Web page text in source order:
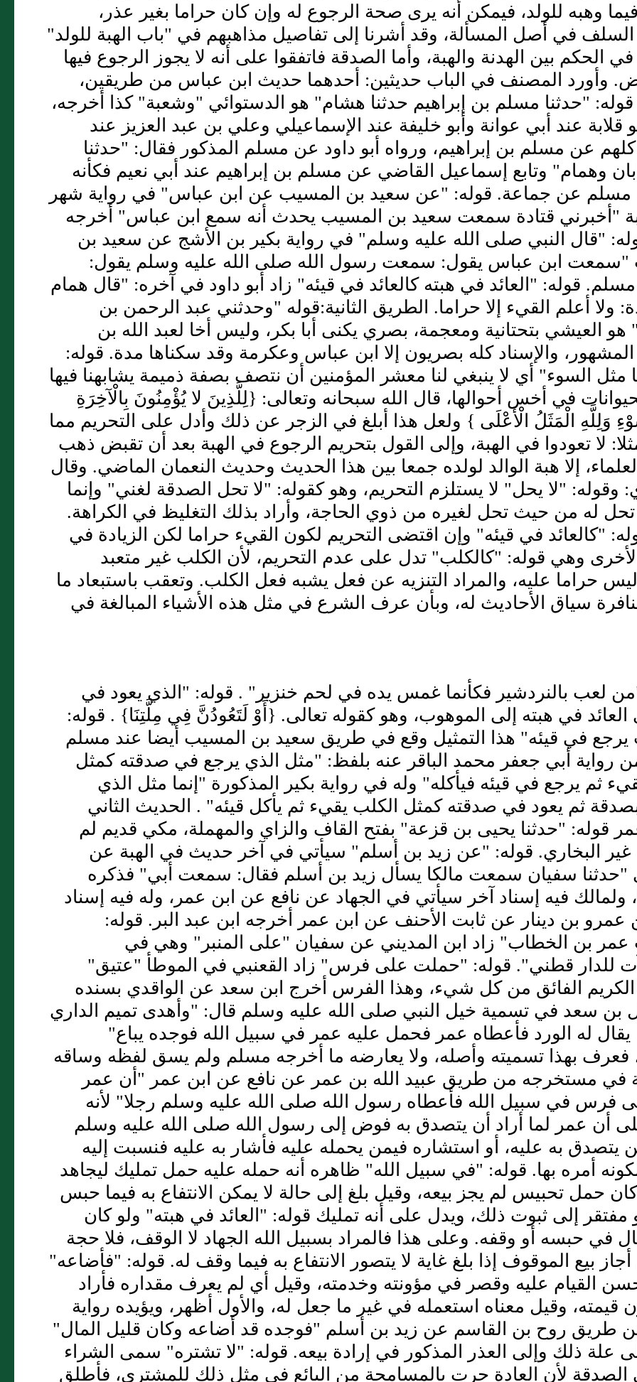
وهبه للولد، فيمكن أنه يرى صحة الرجوع له وإن كان حراما بغير عذر،
في أصل المسألة، وقد أشرنا إلى تفاصيل مذاهبهم في "باب الهبة للولد"
الحكم بين الهدنة والهبة، وأما الصدقة فاتفقوا على أنه لا يجوز الرجوع فيها
وأورد المصنف في الباب حديثين: أحدهما حديث ابن عباس من طريقين،
قوله: "حدثنا مسلم بن إبراهيم حدثنا هشام" هو الدستوائي "وشعبة" كذا أخرجه،
قلابة عند أبي عوانة وأبو خليفة عند الإسماعيلي وعلي بن عبد العزيز عند
كلهم عن مسلم بن إبراهيم، ورواه أبو داود عن مسلم المذكور فقال: "حدثنا
وهمام" وتابع إسماعيل القاضي عن مسلم بن إبراهيم عند أبي نعيم فكأنه
مسلم عن جماعة. قوله: "عن سعيد بن المسيب عن ابن عباس" في رواية شهر
"أخبرني قتادة سمعت سعيد بن المسيب يحدث أنه سمع ابن عباس" أخرجه
"قال النبي صلى الله عليه وسلم" في رواية بكير بن الأشج عن سعيد بن
"سمعت ابن عباس يقول: سمعت رسول الله صلى الله عليه وسلم يقول:
قوله: "العائد في هبته كالعائد في قيئه" زاد أبو داود في آخره: "قال همام
ولا أعلم القيء إلا حراما. الطريق الثانية:قوله "وحدثني عبد الرحمن بن
هو العيشي بتحتانية ومعجمة، بصري يكنى أبا بكر، وليس أخا لعبد الله بن
المشهور، والإسناد كله بصريون إلا ابن عباس وعكرمة وقد سكناها مدة. قوله:
مثل السوء" أي لا ينبغي لنا معشر المؤمنين أن نتصف بصفة ذميمة يشابهنا فيها
في أخس أحوالها، قال الله سبحانه وتعالى: {لِلَّذِينَ لا يُؤْمِنُونَ بِالْآخِرَةِ
وَلِلَّهِ الْمَثَلُ الْأَعْلَى } ولعل هذا أبلغ في الزجر عن ذلك وأدل على التحريم مما
لا تعودوا في الهبة، وإلى القول بتحريم الرجوع في الهبة بعد أن تقبض ذهب
إلا هبة الوالد لولده جمعا بين هذا الحديث وحديث النعمان الماضي. وقال
وقوله: "لا يحل" لا يستلزم التحريم، وهو كقوله: "لا تحل الصدقة لغني" وإنما
تحل له من حيث تحل لغيره من ذوي الحاجة، وأراد بذلك التغليظ في الكراهة.
"كالعائد في قيئه" وإن اقتضى التحريم لكون القيء حراما لكن الزيادة في
الأخرى وهي قوله: "كالكلب" تدل على عدم التحريم، لأن الكلب غير متعبد
حراما عليه، والمراد التنزيه عن فعل يشبه فعل الكلب. وتعقب باستبعاد ما
سياق الأحاديث له، وبأن عرف الشرع في مثل هذه الأشياء المبالغة في
لعب بالنردشير فكأنما غمس يده في لحم خنزير" . قوله: "الذي يعود في
العائد في هبته إلى الموهوب، وهو كقوله تعالى. {أَوْ لَتَعُودُنَّ فِي مِلَّتِنَا} . قوله:
يرجع في قيئه" هذا التمثيل وقع في طريق سعيد بن المسيب أيضا عند مسلم
رواية أبي جعفر محمد الباقر عنه بلفظ: "مثل الذي يرجع في صدقته كمثل
ثم يرجع في قيئه فيأكله" وله في رواية بكير المذكورة "إنما مثل الذي
ثم يعود في صدقته كمثل الكلب يقيء ثم يأكل قيئه" . الحديث الثاني
قوله: "حدثنا يحيى بن قزعة" بفتح القاف والزاي والمهملة، مكي قديم لم
غير البخاري. قوله: "عن زيد بن أسلم" سيأتي في آخر حديث في الهبة عن
"حدثنا سفيان سمعت مالكا يسأل زيد بن أسلم فقال: سمعت أبي" فذكره
ولمالك فيه إسناد آخر سيأتي في الجهاد عن نافع عن ابن عمر، وله فيه إسناد
عمرو بن دينار عن ثابت الأحنف عن ابن عمر أخرجه ابن عبد البر. قوله:
بن الخطاب" زاد ابن المديني عن سفيان "على المنبر" وهي في
للدار قطني". قوله: "حملت على فرس" زاد القعنبي في الموطأ "عتيق"
الكريم الفائق من كل شيء، وهذا الفرس أخرج ابن سعد عن الواقدي بسنده
سعد في تسمية خيل النبي صلى الله عليه وسلم قال: "وأهدى تميم الداري
يقال له الورد فأعطاه عمر فحمل عليه عمر في سبيل الله فوجده يباع"
فعرف بهذا تسميته وأصله، ولا يعارضه ما أخرجه مسلم ولم يسق لفظه وساقه
في مستخرجه من طريق عبيد الله بن عمر عن نافع عن ابن عمر "أن عمر
فرس في سبيل الله فأعطاه رسول الله صلى الله عليه وسلم رجلا" لأنه
أن عمر لما أراد أن يتصدق به فوض إلى رسول الله صلى الله عليه وسلم
يتصدق به عليه، أو استشاره فيمن يحمله عليه فأشار به عليه فنسبت إليه
أمره بها. قوله: "في سبيل الله" ظاهره أنه حمله عليه حمل تمليك ليجاهد
كان حمل تحبيس لم يجز بيعه، وقيل بلغ إلى حالة لا يمكن الانتفاع به فيما حبس
مفتقر إلى ثبوت ذلك، ويدل على أنه تمليك قوله: "العائد في هبته" ولو كان
في حبسه أو وقفه. وعلى هذا فالمراد بسبيل الله الجهاد لا الوقف، فلا حجة
بيع الموقوف إذا بلغ غاية لا يتصور الانتفاع به فيما وقف له. قوله: "فأضاعه"
القيام عليه وقصر في مؤونته وخدمته، وقيل أي لم يعرف مقداره فأراد
قيمته، وقيل معناه استعمله في غير ما جعل له، والأول أظهر، ويؤيده رواية
طريق روح بن القاسم عن زيد بن أسلم "فوجده قد أضاعه وكان قليل المال"
علة ذلك وإلى العذر المذكور في إرادة بيعه. قوله: "لا تشتره" سمى الشراء
الصدقة لأن العادة جرت بالمسامحة من البائع في مثل ذلك للمشتري، فأطلق